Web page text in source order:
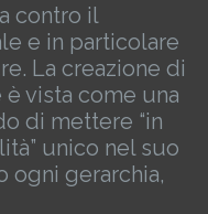
contro il
e in particolare
La creazione di
vista come una
di mettere “in
unico nel suo
ogni gerarchia,